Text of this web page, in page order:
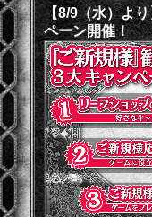
【8/9（水）よ
ペーン開催！